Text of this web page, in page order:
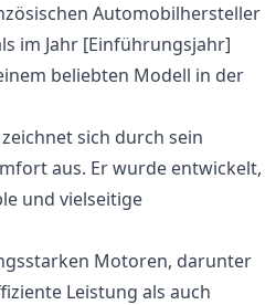
Automobilhersteller
im Jahr [Einführungsjahr]
beliebten Modell in der
sich durch sein
aus. Er wurde entwickelt,
und vielseitige
Motoren, darunter
Leistung als auch